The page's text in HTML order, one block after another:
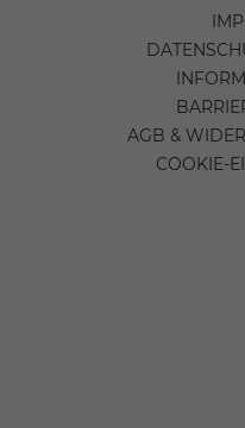
AGB &
COOKIE-